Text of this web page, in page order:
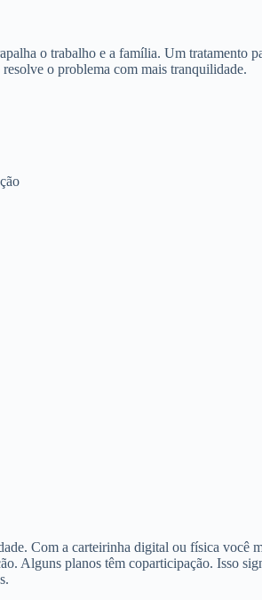
o trabalho e a família. Um tratamento
o problema com mais tranquilidade.
Com a carteirinha digital ou física você
Alguns planos têm coparticipação. Isso